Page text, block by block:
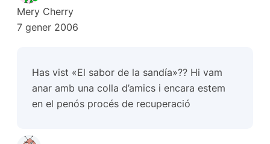
Mery Cherry
7 gener 2006
Has vist «El sabor de la sandía»?? Hi vam
anar amb una colla d’amics i encara estem
en el penós procés de recuperació